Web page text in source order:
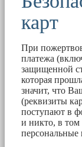
карт
При
платежа
защищенной
которая
значит, что
(реквизиты
поступают в
и никто, в
персональные